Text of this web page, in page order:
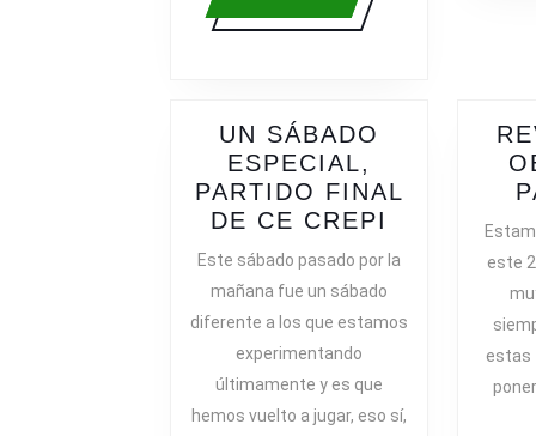
más
UN SÁBADO
ESPECIAL,
PARTIDO FINAL
DE CE CREPI
SÁBADO
ESPECIAL,
FINAL
CREPI
Este sábado pasado por la
mañana fue un sábado
diferente a los que estamos
experimentando
últimamente y es que
hemos vuelto a jugar, eso sí,
este
estas